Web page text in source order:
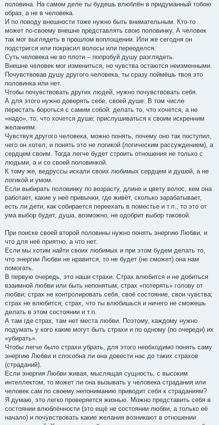
половина. На самом деле ты будешь влюблён в придуманный тобою
образ, а не в человека.
И по поводу внешности тоже нужно быть внимательным. Кто-то
может по-своему внешне представлять свою половинку. А человек
так мог выглядеть в прошлом воплощении. Или же сегодня он
подстригся или покрасил волосы или переоделся.
Суть человека не во плоти – попробуй душу разглядеть.
Внешне человек мог измениться, но чувства остаются неизменными.
Почувствовав душу другого человека, ты сразу поймёшь твоя это
половинка или нет.
Чтобы почувствовать других людей, нужно почувствовать себя.
А для этого нужно доверять себе, своей душе. В том числе
перестать бороться с самим собой: делать то, что хочется, а не
«надо», то, что хочется душе; прислушиваться к своим искренним
желаниям.
Чувствуя другого человека, можно понять, почему оно так поступил,
чего он хотел; и понять это не логикой (логическим рассуждением), а
сердцем своим. Тогда легче будет строить отношения не только с
людьми, а и со своей половинкой.
К тому же, ведруссы искали своих любимых сердцем и душой, а не
логикой и умом.
Если выбирать половинку по возрасту, длине и цвету волос, кем она
работает, какие у неё привычки, где живёт, сколько зарабатывает,
есть ли дети, как собирается переехать в поместье и т.п., то это от
ума выбор будет, душа, возможно, не одобрит выбор таковой.
При поиске своей второй половины нужно понять энергию Любви, и
что для неё приятно, а что нет.
Если мы хотим найти своих любимых и при этом будем делать то,
что энергии Любви не нравится, то не будет (не сможет) она нам
помогать.
В первую очередь, это наши страхи. Страх влюбится и не добиться
взаимной любви или быть непонятым; страх «потерять» голову от
любви; страх не контролировать себя, своё состояние, свои чувства;
страх не влюбится; страх, что ты влюбишься и ничего не сможешь
делать в этом состоянии и т.п.
А там где страх, там нет места любви. Поэтому, каждому нужно
подумать у кого какие могут быть страхи и по одному (по очереди) их
«убирать».
Чтобы легче было страхи убрать, для этого необходимо понять саму
энергию Любви и способна ли она довести нас до таких страхов
(страданий).
Если энергия Любви живая, мыслящая сущность, с высоким
интеллектом, то может ли она вызывать у человека страдания или
человек сам по своему непониманию приводит себя к страданиям?
Я думаю, это легко проверяется жизнью. Можно представить себя в
состоянии влюблённости (это ещё не состоянии любви, а только её
начало) и почувствовать какие желания возникают в отношении